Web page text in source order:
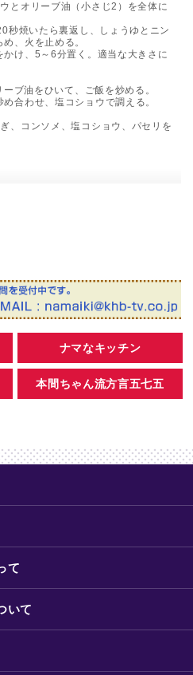
とオリーブ油（小さじ2）を全体に
秒焼いたら裏返し、しょうゆとニン
、火を止める。
け、5～6分置く。適当な大きさに
ブ油をひいて、ご飯を炒める。
合わせ、塩コショウで調える。
、コンソメ、塩コショウ、パセリを
ナマなキッチン
本間ちゃん流方言五七五
て
いて